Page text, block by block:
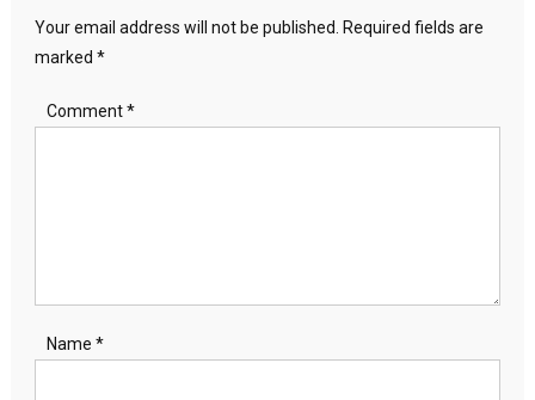
Your email address will not be published. Required fields are
marked *
Comment*
Name *